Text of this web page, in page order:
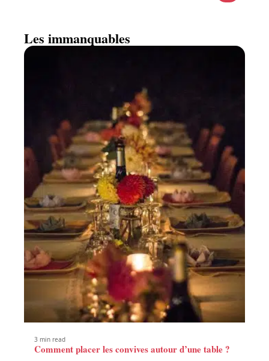
Les immanquables
3 min read
Comment placer les convives autour d’une table ?